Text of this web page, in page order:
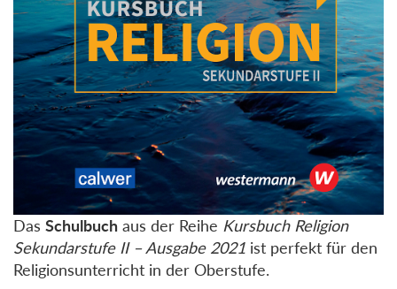
Das Schulbuch aus der Reihe Kursbuch Religion
Sekundarstufe II – Ausgabe 2021 ist perfekt für den
Religionsunterricht in der Oberstufe.